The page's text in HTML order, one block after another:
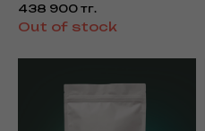
438 900 тг.
Out of stock